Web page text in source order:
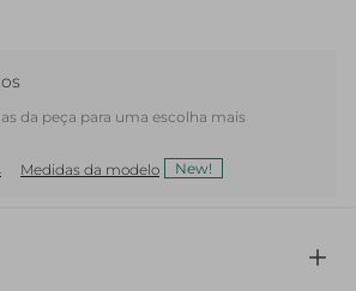
da peça para uma escolha mais
Medidas da modelo New!